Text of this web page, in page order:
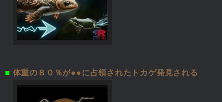
■ 体重の８０％が●●に占領されたトカゲ発見される